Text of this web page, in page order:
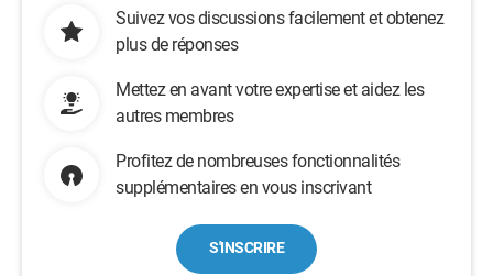
Suivez vos discussions facilement et obtenez
plus de réponses
Mettez en avant votre expertise et aidez les
autres membres
Profitez de nombreuses fonctionnalités
supplémentaires en vous inscrivant
S'INSCRIRE